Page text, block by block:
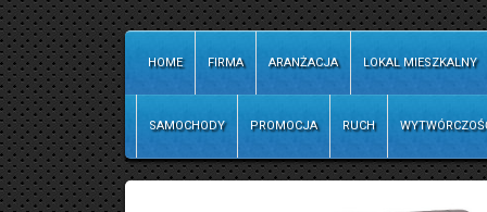
HOME FIRMA ARANŻACJA LOKAL MIESZKALNY
SAMOCHODY PROMOCJA RUCH